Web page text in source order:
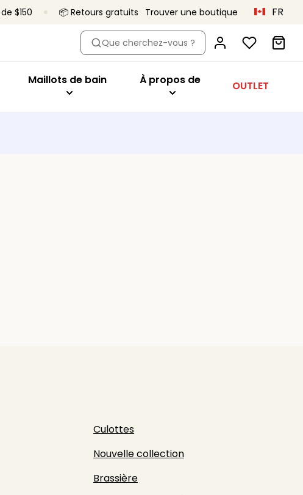
$150 📦 Retours gratuits Trouver une boutique FR
Que cherchez-vous ?
haute
shortys
Maillots de bain
Acheter par modèle
Hauts de bikini
Maillots 1 pièce
Bas de bikini
À propos de
À propos de
Primadonna x Vivian Hoorn
C’est ça, Primadonna
Le projet Body Love
OUTLET
Culottes
Nouvelle collection
Brassière